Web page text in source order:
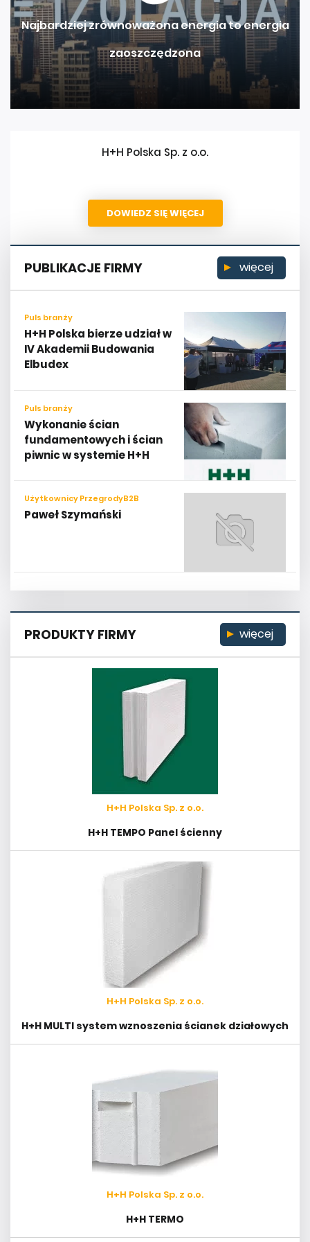
Najbardziej zrównoważona energia to energia
zaoszczędzona
H+H Polska Sp. z o.o.
DOWIEDZ SIĘ WIĘCEJ
PUBLIKACJE FIRMY więcej
Puls branży
H+H Polska bierze udział w
IV Akademii Budowania
Elbudex
Puls branży
Wykonanie ścian
fundamentowych i ścian
piwnic w systemie H+H
Użytkownicy PrzegrodyB2B
Paweł Szymański
PRODUKTY FIRMY więcej
H+H Polska Sp. z o.o.
H+H TEMPO Panel ścienny
H+H Polska Sp. z o.o.
H+H MULTI system wznoszenia ścianek działowych
H+H Polska Sp. z o.o.
H+H TERMO